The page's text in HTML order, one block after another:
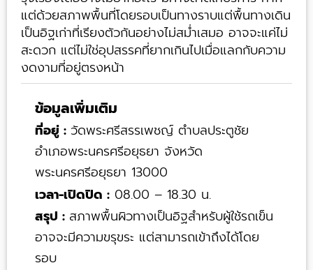
แต่ด้วยสภาพพื้นที่โดยรอบเป็นทางราบแต่พื้นทางเดิน
เป็นอิฐเก่าที่เรียงตัวกันอย่างไม่สม่ำเสมอ อาจจะแค่ไม่
สะดวก แต่ไม่ใช่อุปสรรคที่ยากเกินไปเมื่อแลกกับความ
งดงามที่อยู่ตรงหน้า
ข้อมูลเพิ่มเติม
ที่อยู่ : วัดพระศรีสรรเพชญ์ ตำบลประตูชัย
อำเภอพระนครศรีอยุธยา จังหวัด
พระนครศรีอยุธยา 13000
เวลา-เปิดปิด : 08.00 – 18.30 น.
สรุป : สภาพพื้นผิวทางเป็นอิฐสำหรับผู้ใช้รถเข็น
อาจจะมีความขรุขระ แต่สามารถเข้าถึงได้โดย
รอบ